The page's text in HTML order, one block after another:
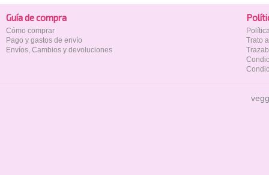
Guía de compra
Cómo comprar
Pago y gastos de envío
Envíos, Cambios y devoluciones
Trato